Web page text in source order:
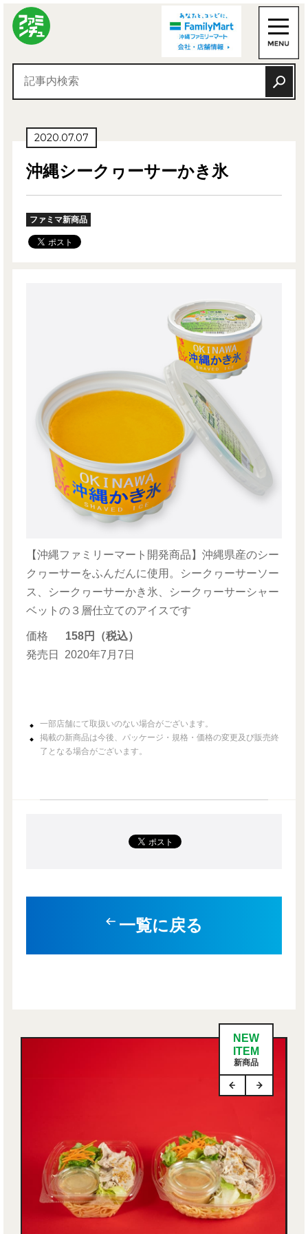
2020.07.07
沖縄シークヮーサーかき氷
ファミマ新商品
【沖縄ファミリーマート開発商品】沖縄県産のシー
クヮーサーをふんだんに使用。シークヮーサーソー
ス、シークヮーサーかき氷、シークヮーサーシャー
ベットの３層仕立てのアイスです
価格
158円（税込）
発売日
2020年7月7日
一部店舗にて取扱いのない場合がございます。
掲載の新商品は今後、パッケージ・規格・価格の変更及び販売終
了となる場合がございます。
一覧に戻る
NEW
ITEM
新商品